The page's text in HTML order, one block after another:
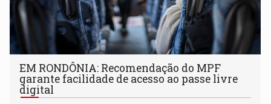
EM RONDÔNIA: Recomendação do MPF
garante facilidade de acesso ao passe livre
digital